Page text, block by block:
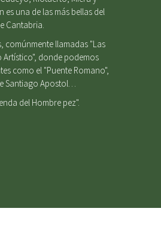
es una de las más bellas del
Cantabria.
comúnmente llamadas "Las
donde podemos
como el "Puente Romano",
Santiago Apostol…
del Hombre pez".